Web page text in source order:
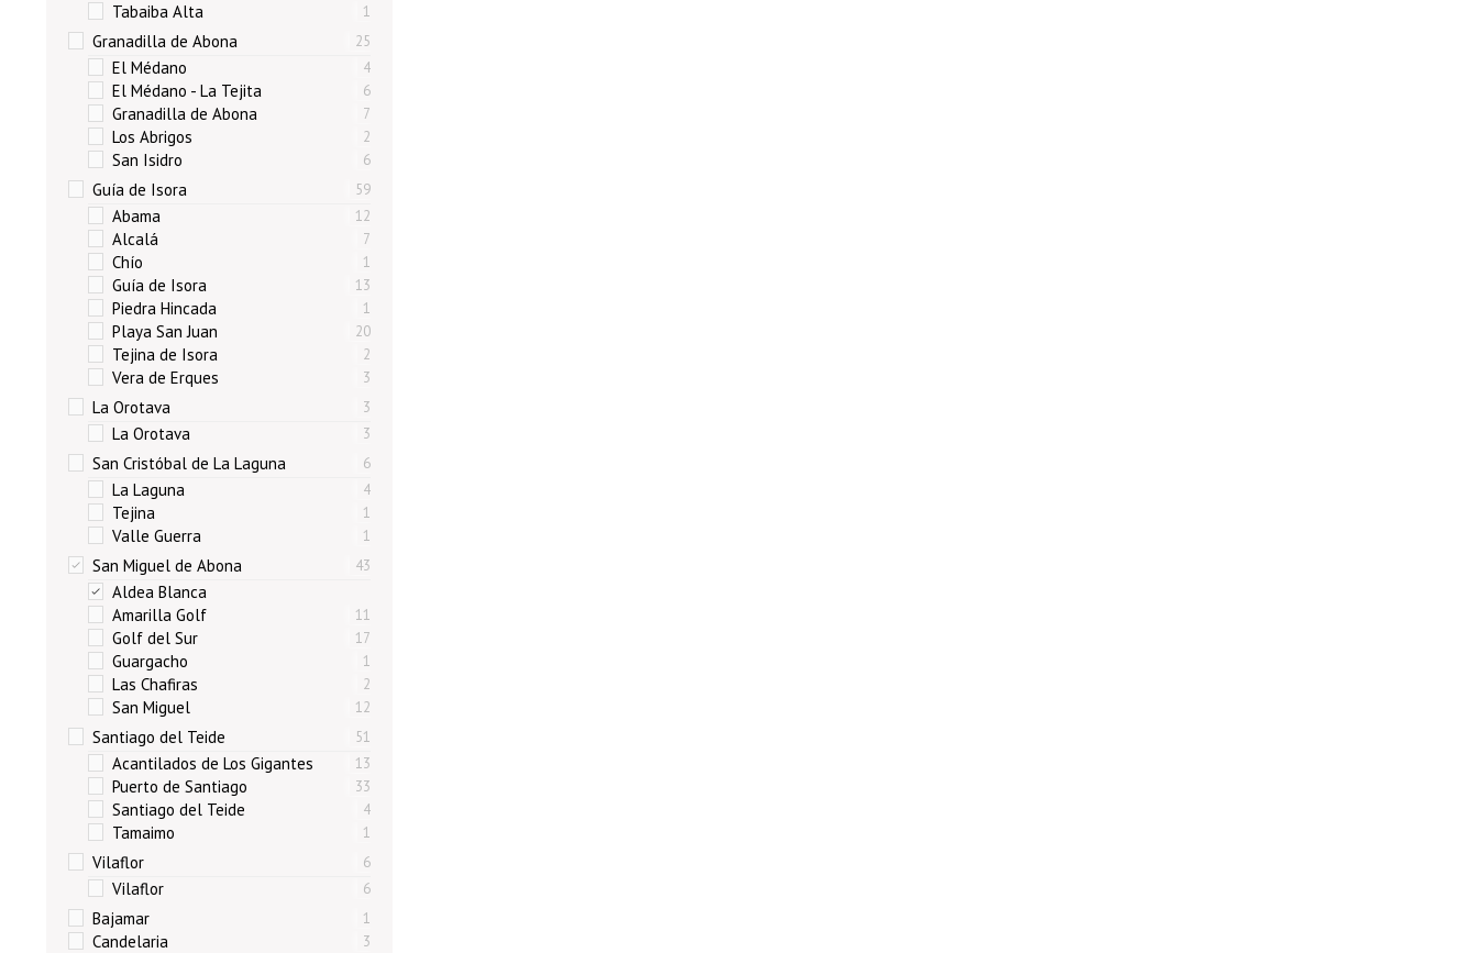
Tabaiba Alta 1
Granadilla de Abona 25
El Médano 4
El Médano - La Tejita 6
Granadilla de Abona 7
Los Abrigos 2
San Isidro 6
Guía de Isora 59
Abama 12
Alcalá 7
Chío 1
Guía de Isora 13
Piedra Hincada 1
Playa San Juan 20
Tejina de Isora 2
Vera de Erques 3
La Orotava 3
La Orotava 3
San Cristóbal de La Laguna 6
La Laguna 4
Tejina 1
Valle Guerra 1
San Miguel de Abona 43
Aldea Blanca
Amarilla Golf
11
Golf del Sur 17
Guargacho 1
Las Chafiras 2
San Miguel 12
Santiago del Teide 51
Acantilados de Los Gigantes 13
Puerto de Santiago 33
Santiago del Teide 4
Tamaimo 1
Vilaflor 6
Vilaflor 6
Bajamar 1
Candelaria 3